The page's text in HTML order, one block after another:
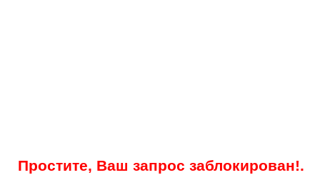
Простите, Ваш запрос заблокирован!.